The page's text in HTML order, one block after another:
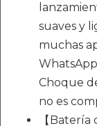
suaves y
muchas
Choque
no es
【